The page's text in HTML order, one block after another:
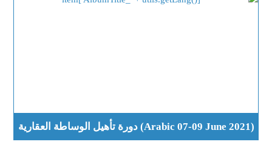
(Arabic 07-09 June 2021) دورة تأهيل الوساطة العقارية